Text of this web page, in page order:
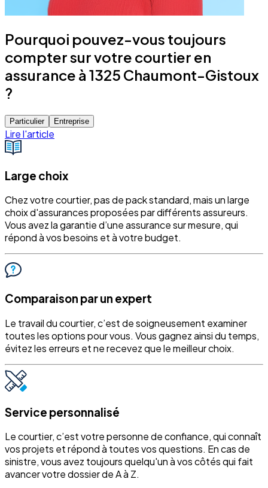
Pourquoi pouvez-vous toujours
compter sur votre courtier en
assurance à 1325 Chaumont-Gistoux
?
Particulier Entreprise
Lire l'article
Large choix
Chez votre courtier, pas de pack standard, mais un large
choix d'assurances proposées par différents assureurs.
Vous avez la garantie d’une assurance sur mesure, qui
répond à vos besoins et à votre budget.
Comparaison par un expert
Le travail du courtier, c’est de soigneusement examiner
toutes les options pour vous. Vous gagnez ainsi du temps,
évitez les erreurs et ne recevez que le meilleur choix.
Service personnalisé
Le courtier, c’est votre personne de confiance, qui connaît
vos projets et répond à toutes vos questions. En cas de
sinistre, vous avez toujours quelqu'un à vos côtés qui fait
avancer votre dossier de A à Z.